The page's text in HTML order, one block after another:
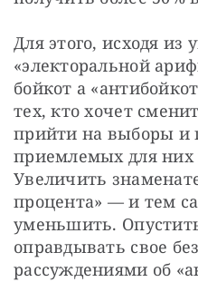
Для этого, исходя из
«электоральной
бойкот а
тех, кто хочет
прийти на выборы и
приемлемых для них
Увеличить
процента» — и тем
уменьшить.
оправдывать свое
рассуждениями об